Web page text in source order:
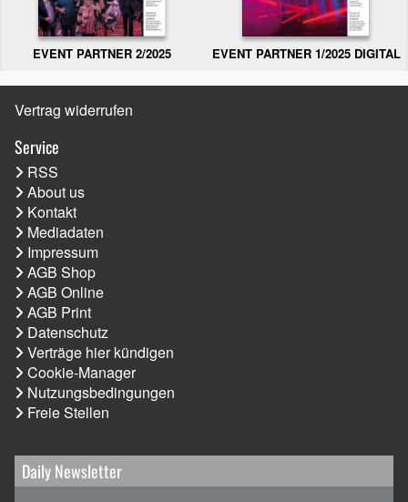
EVENT PARTNER 2/2025 EVENT PARTNER 1/2025 DIGITAL
Vertrag widerrufen
Service
RSS
About us
Kontakt
Mediadaten
Impressum
AGB Shop
AGB Online
AGB Print
Datenschutz
Verträge hier kündigen
Cookie-Manager
Nutzungsbedingungen
Freie Stellen
Daily Newsletter